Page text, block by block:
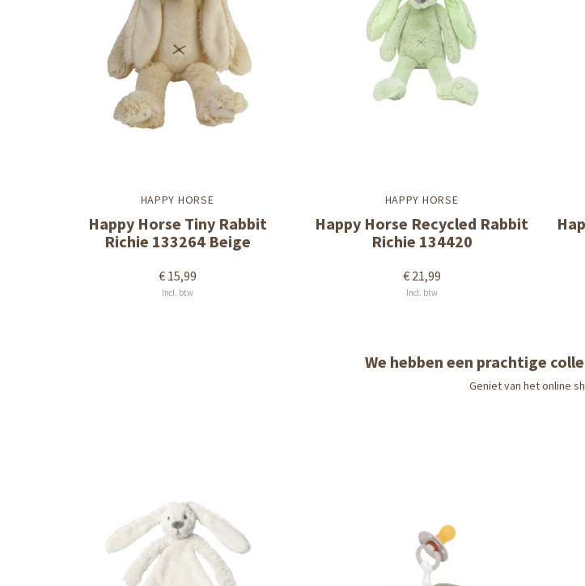
HAPPY HORSE
Happy Horse Tiny Rabbit
Richie 133264 Beige
€ 15,99
Incl. btw
HAPPY HORSE
Happy Horse Recycled Rabbit
Richie 134420
€ 21,99
Incl. btw
We hebben een prachtige
Geniet van het online